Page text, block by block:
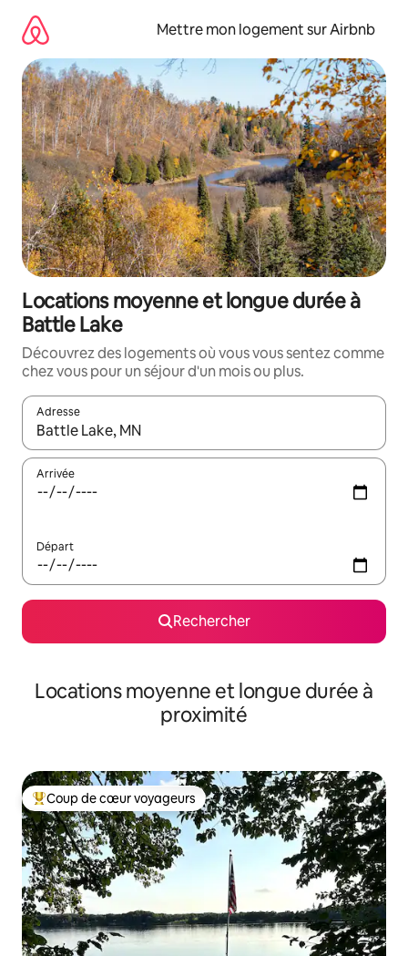
directement
contenu
Mettre mon logement sur Airbnb
Locations moyenne et longue durée à
Battle Lake
Découvrez des logements où vous vous sentez comme
chez vous pour un séjour d'un mois ou plus.
Adresse
Lorsque les résultats s'affichent, utilisez les flèches vers le
Arrivée
Départ
Rechercher
Locations moyenne et longue durée à
proximité
Coups de cœur voyageurs les plus appréciés
Coup de cœur voyageurs